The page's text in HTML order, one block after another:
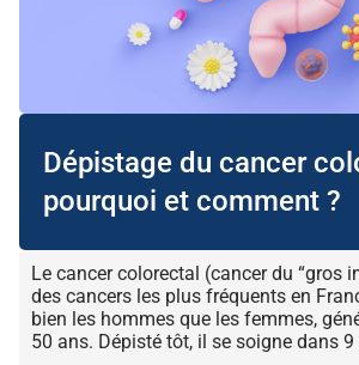
Dépistage du cancer
pourquoi et comment ?
Le cancer colorectal (cancer du “gros
des cancers les plus fréquents en
bien les hommes que les femmes,
50 ans. Dépisté tôt, il se soigne dans